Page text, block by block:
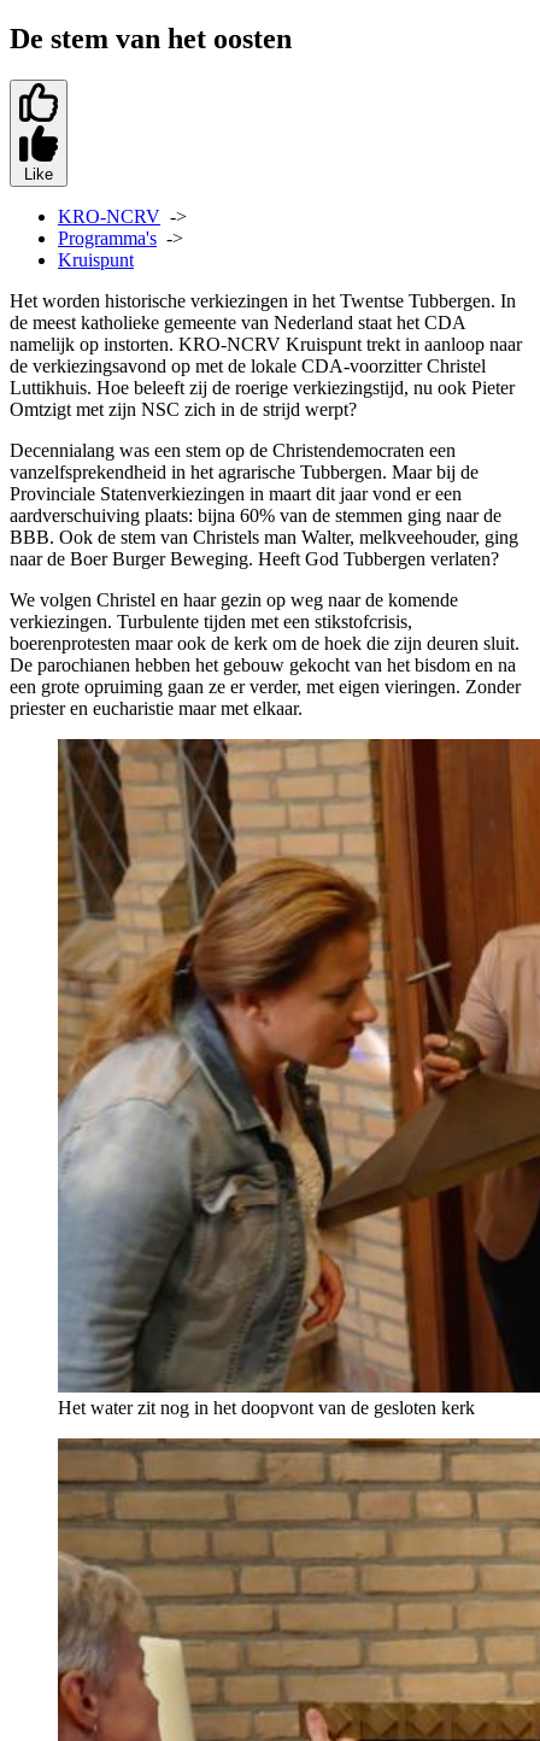
De stem van het oosten
Like
KRO-NCRV ->
Programma's ->
Kruispunt
Het worden historische verkiezingen in het Twentse Tubbergen. In
de meest katholieke gemeente van Nederland staat het CDA
namelijk op instorten. KRO-NCRV Kruispunt trekt in aanloop naar
de verkiezingsavond op met de lokale CDA-voorzitter Christel
Luttikhuis. Hoe beleeft zij de roerige verkiezingstijd, nu ook Pieter
Omtzigt met zijn NSC zich in de strijd werpt?
Decennialang was een stem op de Christendemocraten een
vanzelfsprekendheid in het agrarische Tubbergen. Maar bij de
Provinciale Statenverkiezingen in maart dit jaar vond er een
aardverschuiving plaats: bijna 60% van de stemmen ging naar de
BBB. Ook de stem van Christels man Walter, melkveehouder, ging
naar de Boer Burger Beweging. Heeft God Tubbergen verlaten?
We volgen Christel en haar gezin op weg naar de komende
verkiezingen. Turbulente tijden met een stikstofcrisis,
boerenprotesten maar ook de kerk om de hoek die zijn deuren sluit.
De parochianen hebben het gebouw gekocht van het bisdom en na
een grote opruiming gaan ze er verder, met eigen vieringen. Zonder
priester en eucharistie maar met elkaar.
Het water zit nog in het doopvont van de gesloten kerk